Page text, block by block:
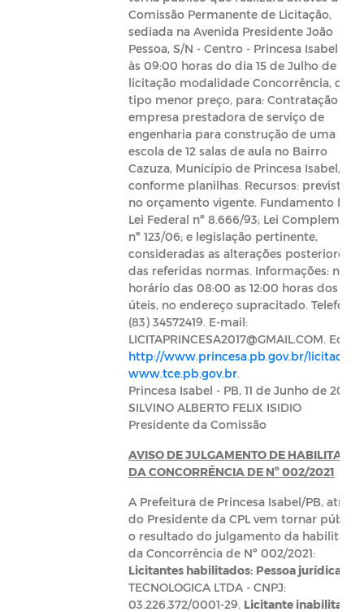
Comissão Permanente de Licitação,
sediada na Avenida Presidente João
Pessoa, S/N - Centro - Princesa Isabel -
às 09:00 horas do dia 15 de Julho de
licitação modalidade Concorrência, do
tipo menor preço, para: Contratação de
empresa prestadora de serviço de
engenharia para construção de uma
escola de 12 salas de aula no Bairro
Cazuza, Município de Princesa Isabel,
conforme planilhas. Recursos: previstos
no orçamento vigente. Fundamento
Lei Federal nº 8.666/93; Lei
nº 123/06; e legislação pertinente,
consideradas as alterações posteriores
das referidas normas. Informações: no
horário das 08:00 as 12:00 horas dos dias
úteis, no endereço supracitado. Telefone:
(83) 34572419. E-mail:
LICITAPRINCESA2017@GMAIL.COM. Edital:
http://www.princesa.pb.gov.br/licitacoes
www.tce.pb.gov.br.
Princesa Isabel - PB, 11 de Junho de 2021
SILVINO ALBERTO FELIX ISIDIO
Presidente da Comissão
AVISO DE JULGAMENTO DE
DA CONCORRÊNCIA DE Nº 002/2021
A Prefeitura de Princesa Isabel/PB,
do Presidente da CPL vem tornar público
o resultado do julgamento da
da Concorrência de Nº 002/2021:
Licitantes habilitados: Pessoa jurídica:
TECNOLOGICA LTDA - CNPJ:
03.226.372/0001-29. Licitante inabilitado: